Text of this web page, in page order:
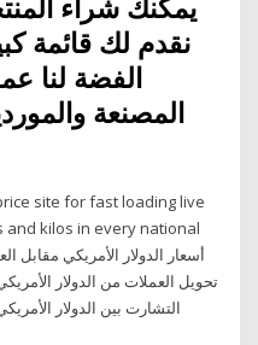
يمكنك شراء
نقدم لك قائمة
الفضة لنا
المصنعة
site for fast loading live
and kilos in every national
تحويل العملات من الدولار
التشارت بين الدولار